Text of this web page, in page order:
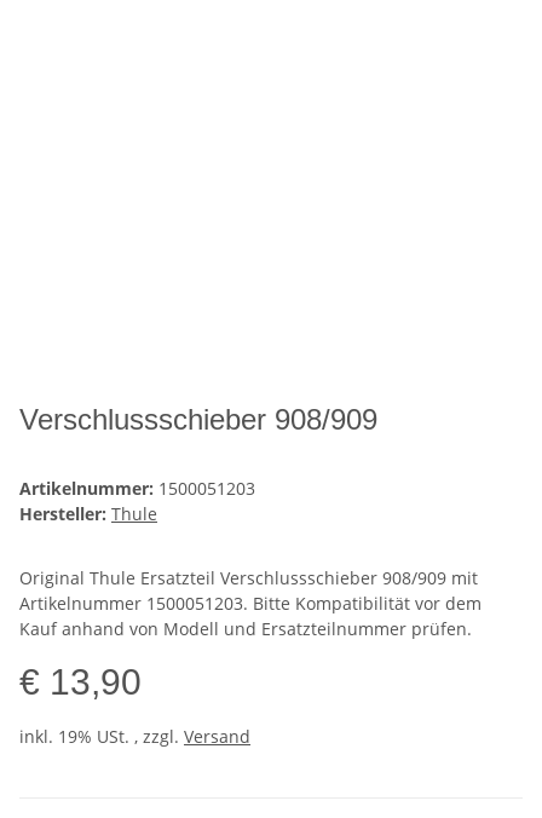
Verschlussschieber 908/909
Artikelnummer: 1500051203
Hersteller: Thule
Original Thule Ersatzteil Verschlussschieber 908/909 mit
Artikelnummer 1500051203. Bitte Kompatibilität vor dem
Kauf anhand von Modell und Ersatzteilnummer prüfen.
€ 13,90
inkl. 19% USt. , zzgl. Versand